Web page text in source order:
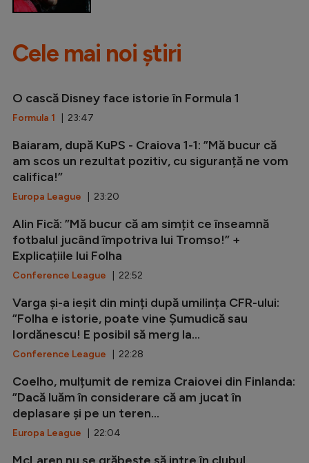
Cele mai noi știri
O cască Disney face istorie în Formula 1
Formula 1 | 23:47
Baiaram, după KuPS - Craiova 1-1: ”Mă bucur că
am scos un rezultat pozitiv, cu siguranță ne vom
califica!”
Europa League | 23:20
Alin Fică: ”Mă bucur că am simțit ce înseamnă
fotbalul jucând împotriva lui Tromso!” +
Explicațiile lui Folha
Conference League | 22:52
Varga și-a ieșit din minți după umilința CFR-ului:
”Folha e istorie, poate vine Șumudică sau
Iordănescu! E posibil să merg la...
Conference League | 22:28
Coelho, mulțumit de remiza Craiovei din Finlanda:
”Dacă luăm în considerare că am jucat în
deplasare și pe un teren...
Europa League | 22:04